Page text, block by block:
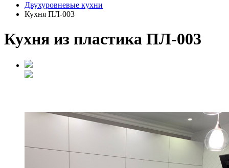
Двухуровневые кухни
Кухня ПЛ-003
Кухня из пластика ПЛ-003